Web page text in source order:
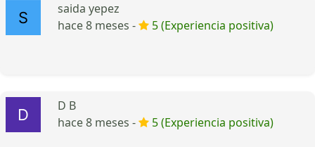
saida yepez
hace 8 meses -
5 (Experiencia positiva)
D B
hace 8 meses -
5 (Experiencia positiva)